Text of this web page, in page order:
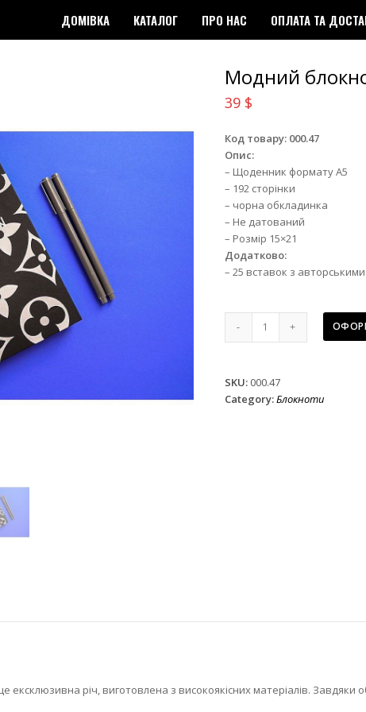
ДОМІВКА КАТАЛОГ ПРО НАС ОПЛАТА ТА
Модний
39 $
Код товару: 000.47
Опис:
– Щоденник формату А5
– 192 сторінки
– чорна обкладинка
– Не датований
– Розмір 15×21
Додатково:
– 25 вставок з авторськими
Модний
quantity
SKU: 000.47
Category:Блокноти
річ, виготовлена з високоякісних матеріалів. Завдяки